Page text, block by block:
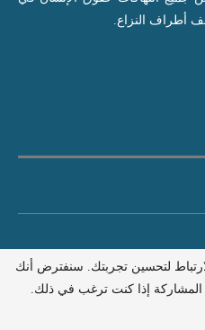
أطراف النزاع.
لتحسين تجربتك. سنفترض أنك
إذا كنت ترغب في ذلك.